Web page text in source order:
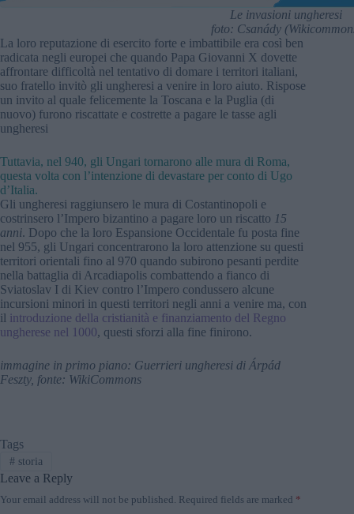
Le invasioni ungheresi
foto: Csanády
La loro reputazione di esercito forte e imbattibile era così ben
radicata negli europei che quando Papa Giovanni X dovette
affrontare difficoltà nel tentativo di domare i territori italiani,
suo fratello invitò gli ungheresi a venire in loro aiuto. Rispose
un invito al quale felicemente la Toscana e la Puglia (di
nuovo) furono riscattate e costrette a pagare le tasse agli
ungheresi
Tuttavia, nel 940, gli Ungari tornarono alle mura di Roma,
questa volta con l’intenzione di devastare per conto di Ugo
d’Italia.
Gli ungheresi raggiunsero le mura di Costantinopoli e
costrinsero l’Impero bizantino a pagare loro un riscatto 15
anni. Dopo che la loro Espansione Occidentale fu posta fine
nel 955, gli Ungari concentrarono la loro attenzione su questi
territori orientali fino al 970 quando subirono pesanti perdite
nella battaglia di Arcadiapolis combattendo a fianco di
Sviatoslav I di Kiev contro l’Impero condussero alcune
incursioni minori in questi territori negli anni a venire ma, con
il introduzione della cristianità e finanziamento del Regno
ungherese nel 1000, questi sforzi alla fine finirono.
immagine in primo piano: Guerrieri ungheresi di Árpád
Feszty, fonte: WikiCommons
Tags
#storia
Leave a Reply
Your email address will not be published. Required fields are marked *